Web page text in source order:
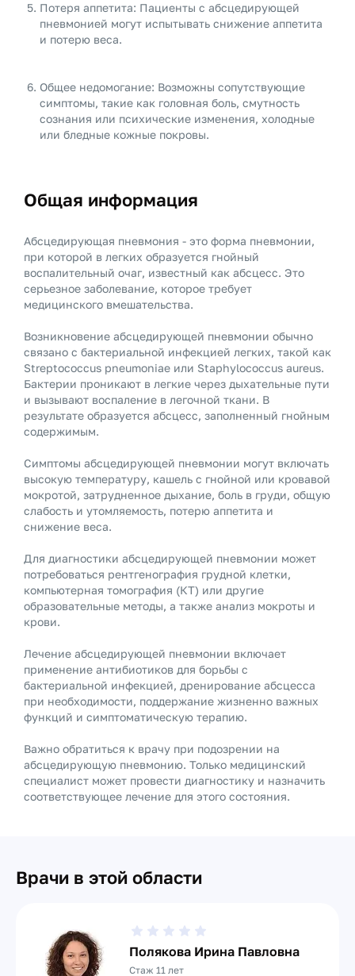
Потеря аппетита: Пациенты с абсцедирующей
пневмонией могут испытывать снижение аппетита
и потерю веса.
Общее недомогание: Возможны сопутствующие
симптомы, такие как головная боль, смутность
сознания или психические изменения, холодные
или бледные кожные покровы.
Общая информация
Абсцедирующая пневмония - это форма пневмонии,
при которой в легких образуется гнойный
воспалительный очаг, известный как абсцесс. Это
серьезное заболевание, которое требует
медицинского вмешательства.
Возникновение абсцедирующей пневмонии обычно
связано с бактериальной инфекцией легких, такой как
Streptococcus pneumoniae или Staphylococcus aureus.
Бактерии проникают в легкие через дыхательные пути
и вызывают воспаление в легочной ткани. В
результате образуется абсцесс, заполненный гнойным
содержимым.
Симптомы абсцедирующей пневмонии могут включать
высокую температуру, кашель с гнойной или кровавой
мокротой, затрудненное дыхание, боль в груди, общую
слабость и утомляемость, потерю аппетита и
снижение веса.
Для диагностики абсцедирующей пневмонии может
потребоваться рентгенография грудной клетки,
компьютерная томография (КТ) или другие
образовательные методы, а также анализ мокроты и
крови.
Лечение абсцедирующей пневмонии включает
применение антибиотиков для борьбы с
бактериальной инфекцией, дренирование абсцесса
при необходимости, поддержание жизненно важных
функций и симптоматическую терапию.
Важно обратиться к врачу при подозрении на
абсцедирующую пневмонию. Только медицинский
специалист может провести диагностику и назначить
соответствующее лечение для этого состояния.
Врачи в этой области
Полякова Ирина Павловна
Стаж 11 лет